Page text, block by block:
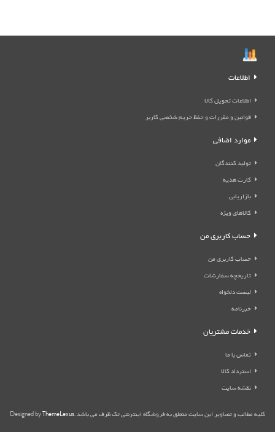
اطلاعات
اطلاعات تحویل کالا
قوانین و مقررات و حفظ حریم شخصی کاربر
موارد اضافی
تولید کنندگان
کارت هدیه
بازاریابی
کالاهای ویژه
حساب کاربری من
حساب کاربری من
تاریخچه سفارشات
لیست دلخواه
خبرنامه
خدمات مشتریان
تماس با ما
استرداد کالا
نقشه سایت
کلیه مطالب و تصاویر این سایت متعلق به فروشگاه اینترنتی تک ظرف می باشد .Designed byThemeLexus